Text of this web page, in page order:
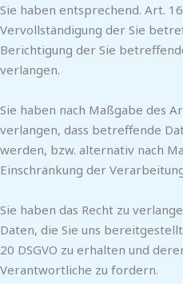
Sie haben entsprechend. Art. 16
Vervollständigung der Sie
Berichtigung der Sie
verlangen.
Sie haben nach Maßgabe des
verlangen, dass betreffende
werden, bzw. alternativ nach
Einschränkung der
Sie haben das Recht zu
Daten, die Sie uns
20 DSGVO zu erhalten und
Verantwortliche zu fordern.